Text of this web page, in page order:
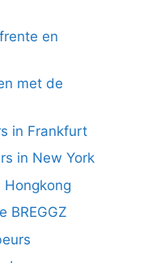
en
met de
in Frankfurt
in New York
Hongkong
BREGGZ